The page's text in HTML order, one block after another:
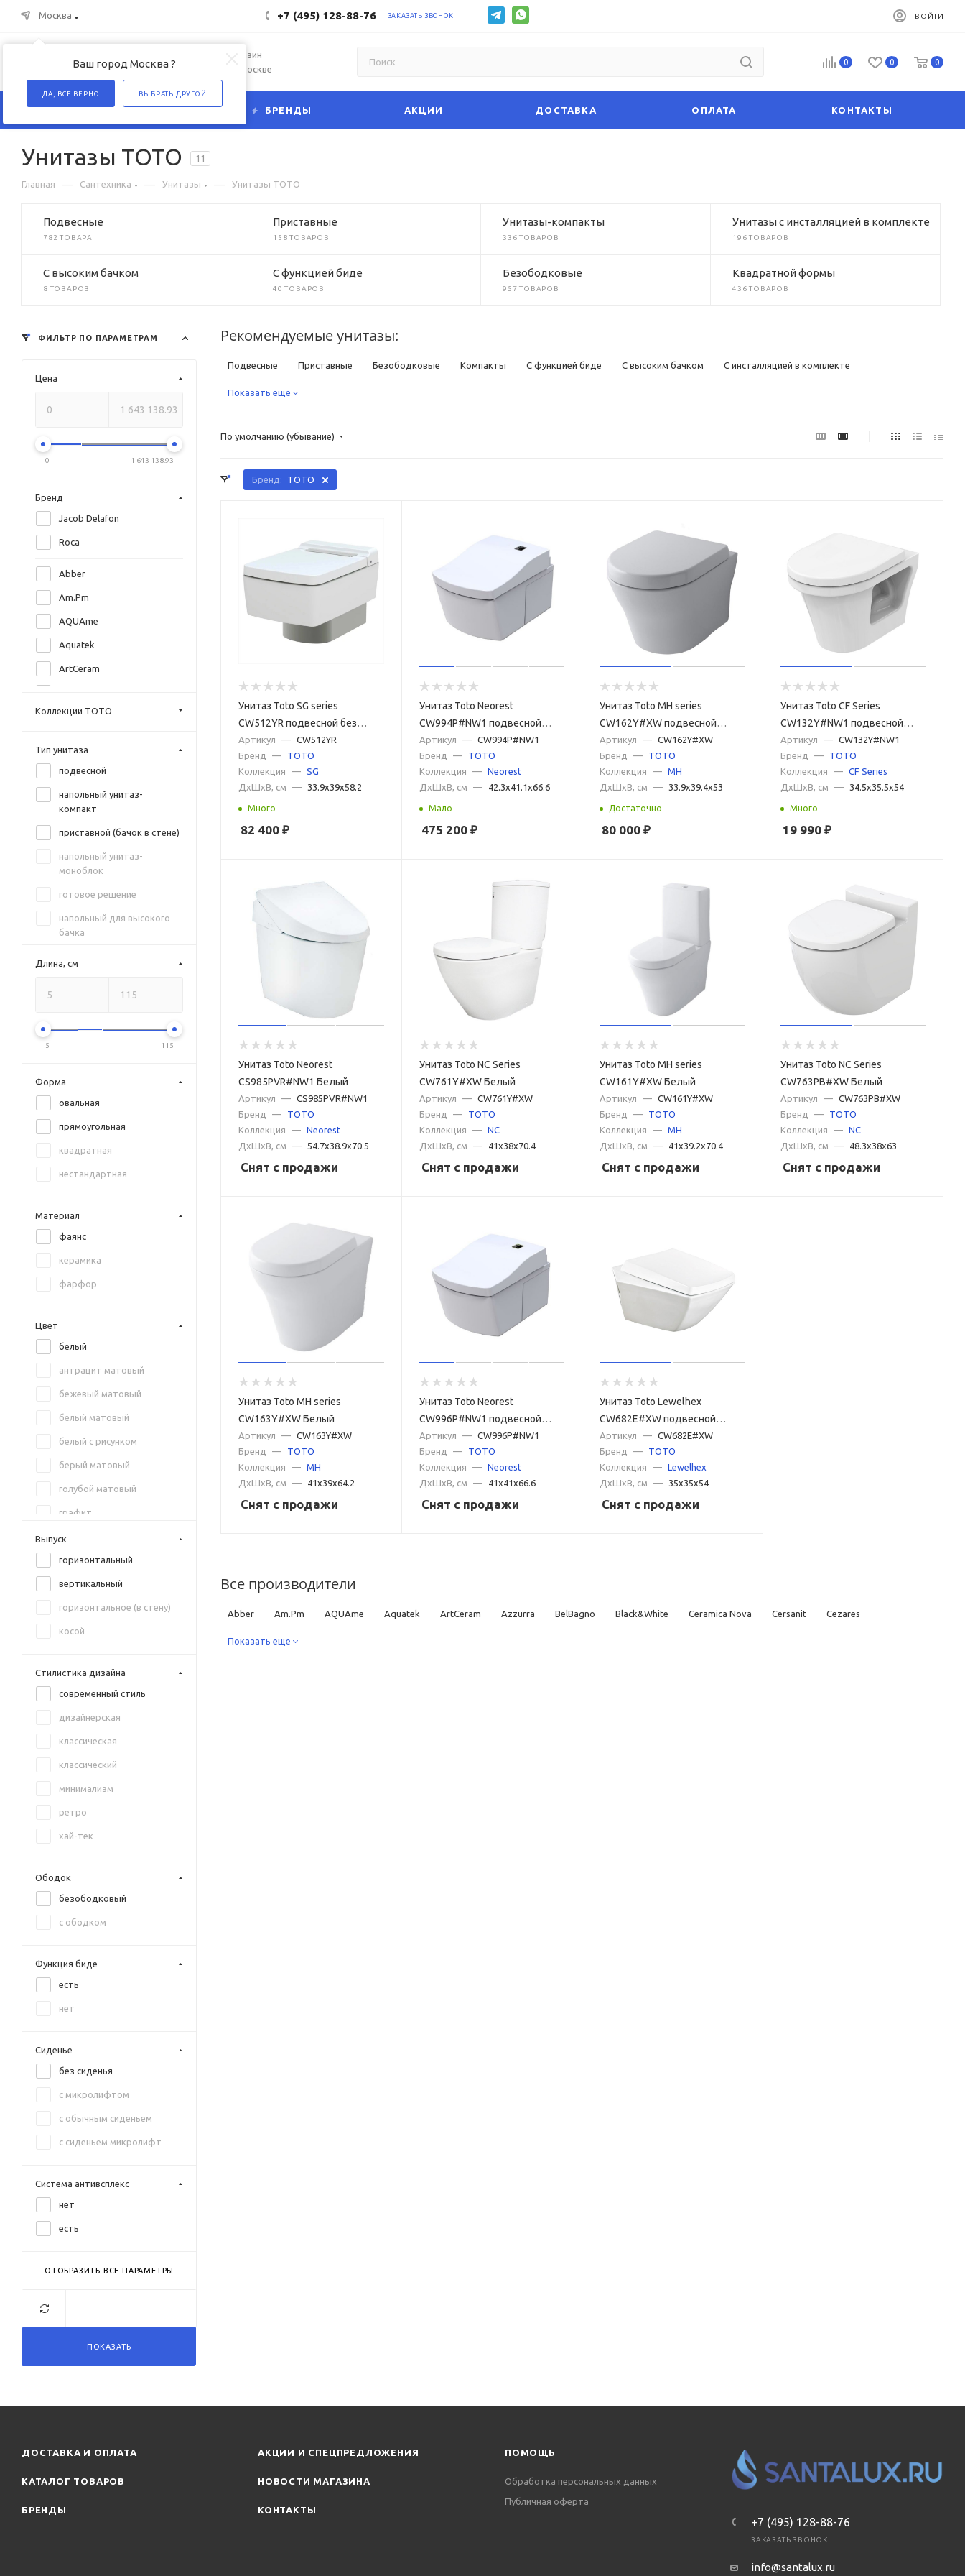
Москва
Ваш город Москва ?
ДА, ВСЕ ВЕРНО ВЫБРАТЬ ДРУГОЙ
+7 (495) 128-88-76 ЗАКАЗАТЬ ЗВОНОК ВОЙТИ
Интернет-магазин
сантехники в Москве
0 0 0
КАТАЛОГ БРЕНДЫ АКЦИИ ДОСТАВКА ОПЛАТА КОНТАКТЫ
Унитазы TOTO 11
Главная — Сантехника — Унитазы — Унитазы TOTO
Подвесные
782 ТОВАРА
Приставные
158 ТОВАРОВ
Унитазы-компакты
336 ТОВАРОВ
Унитазы с инсталляцией в комплекте
196 ТОВАРОВ
C высоким бачком
8 ТОВАРОВ
C функцией биде
40 ТОВАРОВ
Безободковые
957 ТОВАРОВ
Квадратной формы
436 ТОВАРОВ
Рекомендуемые унитазы:
Подвесные Приставные Безободковые Компакты С функцией биде С высоким бачком С инсталляцией в комплекте
Квадратные
Классические Ретро
Электронные с функцией биде Высотой 50 см С косым выпуском и антивсплеском
Немецкие Итальянские Турецкие Японские
Показать еще
По умолчанию (убывание)
Бренд: TOTO
Унитаз Toto SG series
CW512YR подвесной без
сиденья
Артикул — CW512YR
Бренд
—
TOTO
Коллекция
— SG
ДxШxВ, см
— 33.9x39x58.2
Много
82 400 ₽
Унитаз Toto Neorest
CW994P#NW1 подвесной
Белый
Артикул —
CW994P#NW1
Бренд
—
TOTO
Коллекция
—
Neorest
ДxШxВ, см
— 42.3x41.1x66.6
Мало
475 200₽
Унитаз Toto MH series
CW162Y#XW подвесной
Белый
Артикул — CW162Y#XW
Бренд
—
TOTO
Коллекция
— MH
ДxШxВ, см
— 33.9x39.4x53
Достаточно
80 000 ₽
Унитаз Toto CF Series
CW132Y#NW1 подвесной
Белый
Артикул —
CW132Y#NW1
Бренд
—
TOTO
Коллекция
—
CF Series
ДxШxВ, см
— 34.5x35.5x54
Много
19 990₽
Унитаз Toto Neorest
CS985PVR#NW1 Белый
Артикул — CS985PVR#NW1
Бренд
—
TOTO
Коллекция
— Neorest
ДxШxВ, см
— 54.7x38.9x70.5
Снят с продажи
Унитаз Toto NC Series
CW761Y#XW Белый
Артикул —
CW761Y#XW
Бренд
—
TOTO
Коллекция
—
NC
ДxШxВ, см
— 41x38x70.4
Снят с продажи
Унитаз Toto MH series
CW161Y#XW Белый
Артикул — CW161Y#XW
Бренд
—
TOTO
Коллекция
— MH
ДxШxВ, см
— 41x39.2x70.4
Снят с продажи
Унитаз Toto NC Series
CW763PB#XW Белый
Артикул —
CW763PB#XW
Бренд
—
TOTO
Коллекция
—
NC
ДxШxВ, см
— 48.3x38x63
Снят с продажи
Унитаз Toto MH series
CW163Y#XW Белый
Артикул — CW163Y#XW
Бренд
—
TOTO
Коллекция
— MH
ДxШxВ, см
— 41x39x64.2
Снят с продажи
Унитаз Toto Neorest
CW996P#NW1 подвесной
Белый
Артикул —
CW996P#NW1
Бренд
—
TOTO
Коллекция
—
Neorest
ДxШxВ, см
— 41x41x66.6
Снят с продажи
Унитаз Toto Lewelhex
CW682E#XW подвесной
Белый
Артикул — CW682E#XW
Бренд
—
TOTO
Коллекция
— Lewelhex
ДxШxВ, см
— 35x35x54
Снят с продажи
Все производители
Abber Am.Pm AQUAme Aquatek ArtCeram Azzurra BelBagno Black&White Ceramica Nova Cersanit Cezares
Creo Ceramique
Показать еще
ФИЛЬТР ПО ПАРАМЕТРАМ
Цена
0 1 643 138.93
Бренд
Jacob Delafon
Roca
Abber
Am.Pm
AQUAme
Aquatek
ArtCeram
BelBagno
Cezares
Creo Ceramique
DQ
Geberit
Laufen
Lemark
Pestan
Point
Коллекции TOTO
Тип унитаза
подвесной
напольный унитаз-
компакт
приставной (бачок в стене)
напольный унитаз-
моноблок
готовое решение
напольный для высокого
бачка
Длина, см
5 115
Форма
овальная
прямоугольная
квадратная
нестандартная
Материал
фаянс
керамика
фарфор
Цвет
белый
антрацит матовый
бежевый матовый
белый матовый
белый с рисунком
берый матовый
голубой матовый
графит
графит матовый
желтый
зеленый
зеленый матовый
золото
капучино матовый
серый матовый
серый мрамор
синий матовый
хром
черный
Выпуск
горизонтальный
вертикальный
горизонтальное (в стену)
косой
Стилистика дизайна
современный стиль
дизайнерская
классическая
классический
минимализм
ретро
хай-тек
Ободок
безободковый
с ободком
Функция биде
есть
нет
Сиденье
без сиденья
с микролифтом
с обычным сиденьем
с сиденьем микролифт
Система антивсплекс
нет
есть
ОТОБРАЗИТЬ ВСЕ ПАРАМЕТРЫ
ПОКАЗАТЬ
ДОСТАВКА И ОПЛАТА
КАТАЛОГ ТОВАРОВ
БРЕНДЫ
АКЦИИ И СПЕЦПРЕДЛОЖЕНИЯ
НОВОСТИ МАГАЗИНА
КОНТАКТЫ
ПОМОЩЬ
Обработка персональных данных
Публичная оферта
+7 (495) 128-88-76
ЗАКАЗАТЬ ЗВОНОК
info@santalux.ru